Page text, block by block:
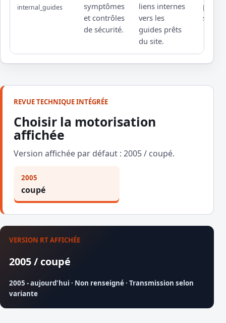
internal_guides
symptômes
et contrôles
de sécurité.
liens internes
vers les
guides prêts
du site.
sous
REVUE TECHNIQUE INTÉGRÉE
Choisir la motorisation
affichée
Version affichée par défaut : 2005 / coupé.
2005
coupé
VERSION RT AFFICHÉE
2005 / coupé
2005 - aujourd'hui · Non renseigné · Transmission selon
variante